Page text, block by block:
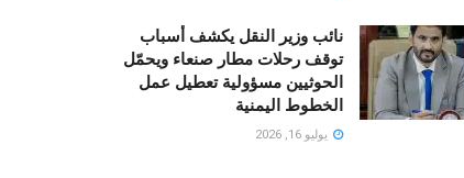
نائب وزير النقل يكشف أسباب
توقف رحلات مطار صنعاء ويحمّل
الحوثيين مسؤولية تعطيل عمل
الخطوط اليمنية
يوليو 16, 2026